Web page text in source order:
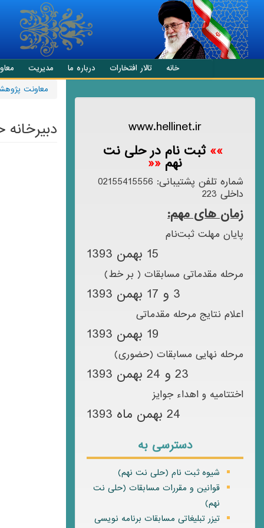
انتقال به محتوای اصلی
خانه تالار افتخارات درباره ما مدیریت
www.hellinet.ir
»»ثبت نام در حلی نت
نهم ««
شماره تلفن پشتیبانی: 02155415556
داخلی 223
زمان های مهم:
پایان مهلت ثبت‌نام
15 بهمن 1393
مرحله مقدماتی مسابقات ( بر خط)
3 و 17 بهمن 1393
اعلام نتایج مرحله مقدماتی
19 بهمن 1393
مرحله نهایی مسابقات (حضوری)
23 و 24 بهمن 1393
اختتامیه و اهداء جوایز
24 بهمن ماه 1393
دسترسی به
شیوه ثبت نام (حلی نت نهم)
قوانین و مقررات مسابقات (حلی نت
نهم)
تیزر تبلیغاتی مسابقات برنامه نویسی
معاونت